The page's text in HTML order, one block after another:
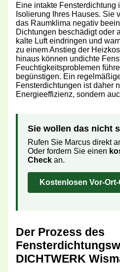
Eine intakte Fensterdichtung
Isolierung Ihres Hauses. Sie
das Raumklima negativ
Dichtungen beschädigt oder
kalte Luft eindringen und
zu einem Anstieg der
hinaus können undichte
Feuchtigkeitsproblemen
begünstigen. Ein
Fensterdichtungen ist daher
Energieeffizienz, sondern
Sie wollen das nicht
Rufen Sie Marcus direkt
Oder fordern Sie einen
Checkan.
Kostenlosen Vor-
Der Prozess des
DICHTWERK